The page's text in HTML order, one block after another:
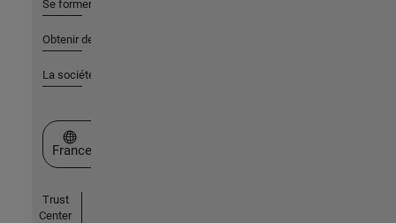
Se former
Obtenir de l'aide
La société
Sélectionner un site web
France
Trust
Center